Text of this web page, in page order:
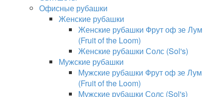
Офисные рубашки
Женские рубашки
Женские рубашки Фрут оф зе Лум
(Fruit of the Loom)
Женские рубашки Солс (Sol's)
Мужские рубашки
Мужские рубашки Фрут оф зе Лум
(Fruit of the Loom)
Мужские рубашки Солс (Sol's)